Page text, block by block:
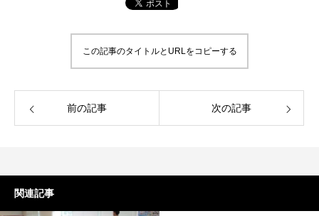
この記事のタイトルとURLをコピーする
前の記事 次の記事
関連記事